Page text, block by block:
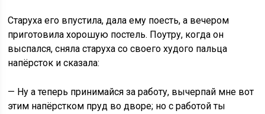
Старуха его впустила, дала ему поесть, а вечером
приготовила хорошую постель. Поутру, когда он
выспался, сняла старуха со своего худого пальца
напёрсток и сказала:
— Ну а теперь принимайся за работу, вычерпай мне вот
этим напёрстком пруд во дворе; но с работой ты